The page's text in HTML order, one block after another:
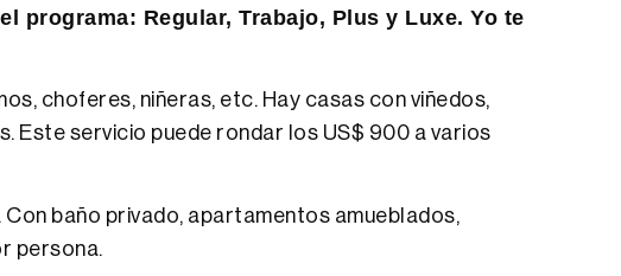
programa: Regular, Trabajo, Plus y Luxe. Yo te
choferes, niñeras, etc. Hay casas con viñedos,
Este servicio puede rondar los US$ 900 a varios
baño privado, apartamentos amueblados,
persona.